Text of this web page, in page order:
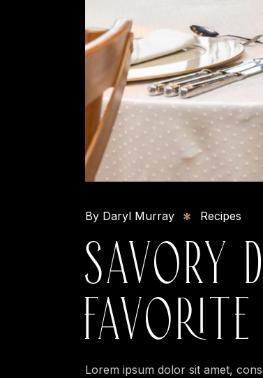
By Daryl Murray Recipes
SAVORY
Lorem ipsum dolor sit amet,